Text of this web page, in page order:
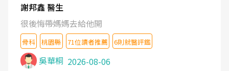
謝邦鑫 醫生
很後悔帶媽媽去給他開
骨科 桃園縣 71位讀者推薦 6則就醫評鑑
吳華桐 2026-08-06